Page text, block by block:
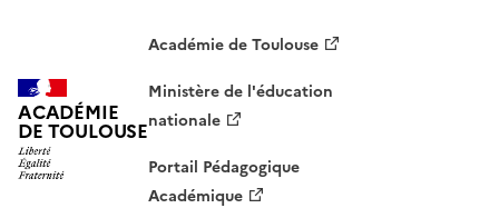
ACADÉMIE
DE TOULOUSE
Académie de Toulouse
Ministère de l'éducation
nationale
Portail Pédagogique
Académique